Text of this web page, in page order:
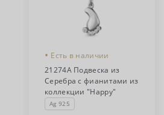
• Есть в наличии
21274А Подвеска из
Серебра с фианитами из
коллекции "Happy"
Ag 925